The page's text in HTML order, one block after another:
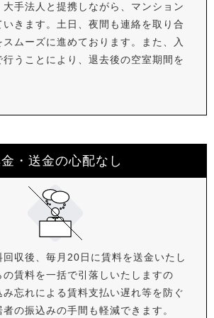
手法人と提携しながら、マンション
きます。土日、夜間も連絡を取り合
ムーズに進めております。また、入
行うことにより、退去後の空室期間を
・送金の心配なし
回収後、毎月20日に賃料を送金いたし
の賃料を一括で引落しいたしますの
忘れによる賃料支払い遅れ等を防ぐ
の振込みの手間も軽減できます。